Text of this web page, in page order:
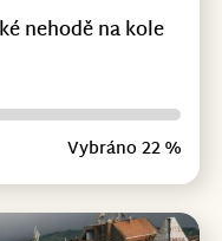
nehodě na kole
Vybráno 22 %